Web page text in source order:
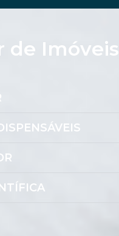
de Imóveis